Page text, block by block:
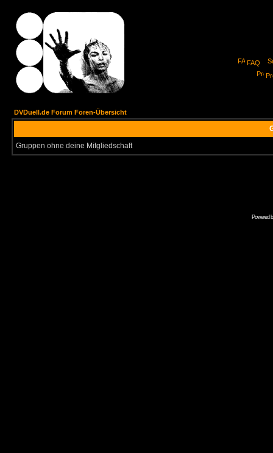
FAQ
DVDuell.de Forum Foren-Übersicht
Gruppen ohne deine Mitgliedschaft
Powered